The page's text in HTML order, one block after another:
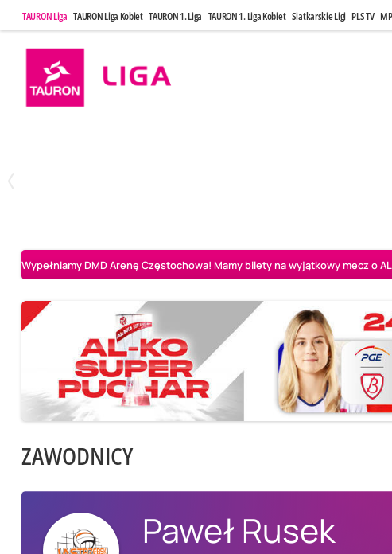
TAURON Liga TAURON Liga Kobiet TAURON 1. Liga TAURON 1. Liga Kobiet Siatkarskie Ligi PLS TV
Wypełniamy DMD Arenę Częstochowa! Mamy bilety na wyjątkowy mecz o
ZAWODNICY
Paweł Rusek